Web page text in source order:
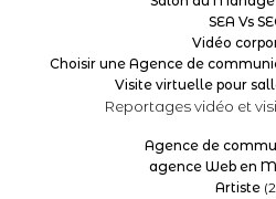
SEA Vs
Vidéo
Choisir une Agence de
Visite virtuelle pour
Reportages vidéo et
Agence de
agence Web en
Artiste